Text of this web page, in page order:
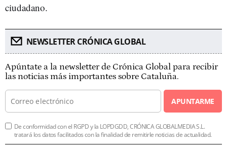
ciudadano.
NEWSLETTER CRÓNICA GLOBAL
Apúntate a la newsletter de Crónica Global para recibir
las noticias más importantes sobre Cataluña.
APUNTARME
De conformidad con el RGPD y la LOPDGDD, CRÓNICA GLOBALMEDIA S.L.
tratará los datos facilitados con la finalidad de remitirle noticias de actualidad.